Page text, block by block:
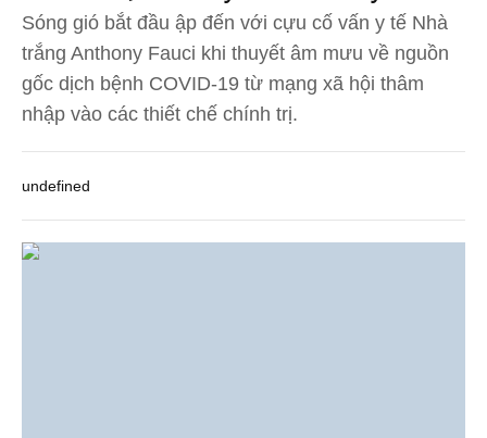
Sóng gió bắt đầu ập đến với cựu cố vấn y tế Nhà
trắng Anthony Fauci khi thuyết âm mưu về nguồn
gốc dịch bệnh COVID-19 từ mạng xã hội thâm
nhập vào các thiết chế chính trị.
undefined